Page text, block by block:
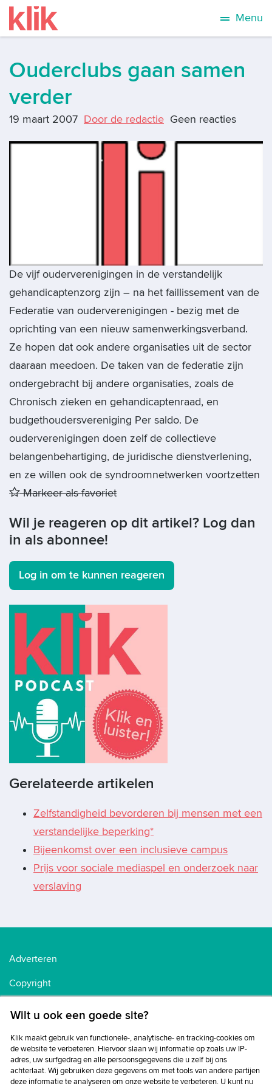
Menu
Ouderclubs gaan samen
verder
19 maart 2007 Door de redactie Geen reacties
De vijf ouderverenigingen in de verstandelijk
gehandicaptenzorg zijn – na het faillissement van de
Federatie van ouderverenigingen - bezig met de
oprichting van een nieuw samenwerkingsverband.
Ze hopen dat ook andere organisaties uit de sector
daaraan meedoen. De taken van de federatie zijn
ondergebracht bij andere organisaties, zoals de
Chronisch zieken en gehandicaptenraad, en
budgethoudersvereniging Per saldo. De
ouderverenigingen doen zelf de collectieve
belangenbehartiging, de juridische dienstverlening,
en ze willen ook de syndroomnetwerken voortzetten
Markeer als favoriet
Wil je reageren op dit artikel? Log dan
in als abonnee!
Log in om te kunnen reageren
Gerelateerde artikelen
Zelfstandigheid bevorderen bij mensen met een
verstandelijke beperking*
Bijeenkomst over een inclusieve campus
Prijs voor sociale mediaspel en onderzoek naar
verslaving
Adverteren
Copyright
Privacybeleid
Disclaimer
Wilt u ook een goede site?
Klik maakt gebruik van functionele-, analytische- en tracking-cookies om
de website te verbeteren. Hiervoor slaan wij informatie op zoals uw IP-
adres, uw surfgedrag en alle persoonsgegevens die u zelf bij ons
achterlaat. Wij gebruiken deze gegevens om met tools van andere partijen
deze informatie te analyseren om onze website te verbeteren. U kunt nu